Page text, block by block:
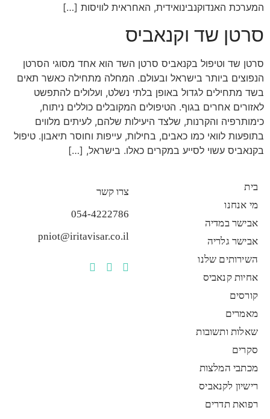
המערכת האנדוקנבינואידית, האחראית לוויסות […]
סרטן שד וקנאביס
סרטן שד וטיפול בקנאביס סרטן השד הוא אחד מסוגי הסרטן
הנפוצים ביותר בישראל ובעולם. המחלה מתחילה כאשר תאים
בשד מתחילים לגדול באופן בלתי נשלט, ועלולים להתפשט
לאזורים אחרים בגוף. הטיפולים המקובלים כוללים ניתוח,
כימותרפיה והקרנות, שלצד היעילות שלהם, לעיתים מלווים
בתופעות לוואי כמו כאבים, בחילות, עייפות וחוסר תיאבון. טיפול
בקנאביס עשוי לסייע במקרים כאלו. בישראל, […]
בית
מי אנחנו
אבישר במדיה
אבישר גלריה
השירותים שלנו
אחיות קנאביס
קורסים
מאמרים
שאלות ותשובות
סקרים
מכתבי המלצות
רישיון לקנאביס
רפואת תדרים
צרו קשר
054-4222786
pniot@iritavisar.co.il